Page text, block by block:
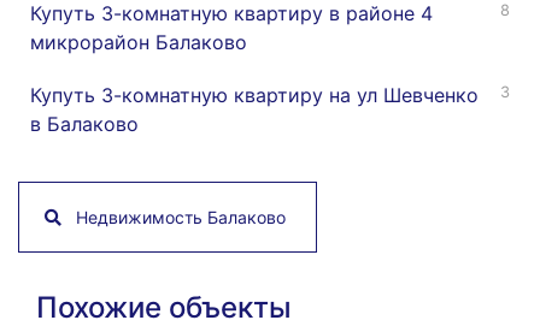
Купуть 3-комнатную квартиру в районе 4
микрорайон Балаково
8
Купуть 3-комнатную квартиру на ул Шевченко
в Балаково
3
Недвижимость Балаково
Похожие объекты